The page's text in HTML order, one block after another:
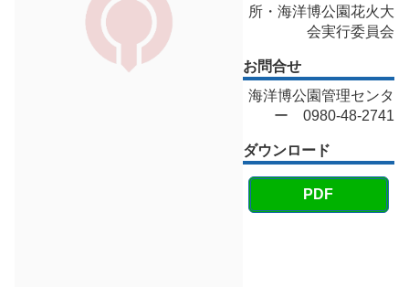
所・海洋博公園花火大
会実行委員会
お問合せ
海洋博公園管理センタ
ー 0980‐48‐2741
ダウンロード
PDF